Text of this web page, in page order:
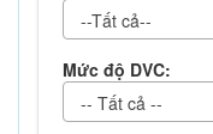
--Tất cả--
Mức độ DVC:
-- Tất cả --